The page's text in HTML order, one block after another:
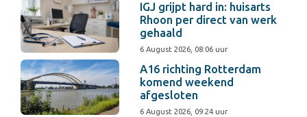
IGJ grijpt hard in: huisarts
Rhoon per direct van werk
gehaald
6 August 2026, 08:06 uur
A16 richting Rotterdam
komend weekend
afgesloten
6 August 2026, 09:24 uur